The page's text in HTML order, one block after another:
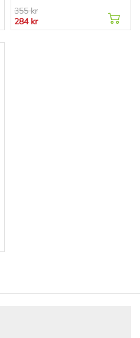
355 kr
284 kr